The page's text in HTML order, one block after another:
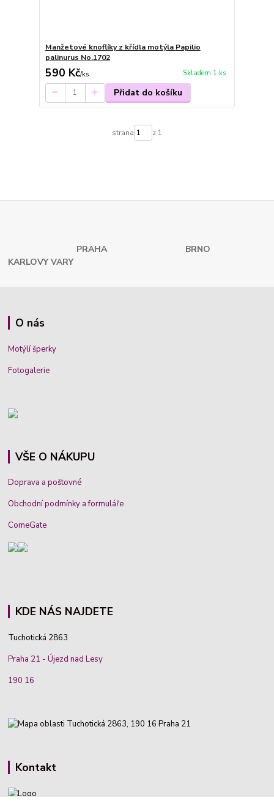
Manžetové knoflíky z křídla motýla Papilio
palinurus No.1702
590 Kč/ks Skladem 1 ks
Přidat do košíku
strana z 1
PRAHA
BRNO
KARLOVY VARY
O nás
Motýlí šperky
Fotogalerie
VŠE O NÁKUPU
Doprava a poštovné
Obchodní podmínky a formuláře
ComeGate
KDE NÁS NAJDETE
Tuchotická 2863
Praha 21 - Újezd nad Lesy
190 16
Kontakt